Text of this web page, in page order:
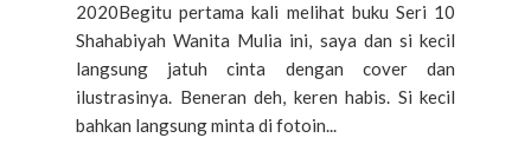
2020Begitu pertama kali melihat buku Seri 10
Shahabiyah Wanita Mulia ini, saya dan si kecil
langsung jatuh cinta dengan cover dan
ilustrasinya. Beneran deh, keren habis. Si kecil
bahkan langsung minta di fotoin...